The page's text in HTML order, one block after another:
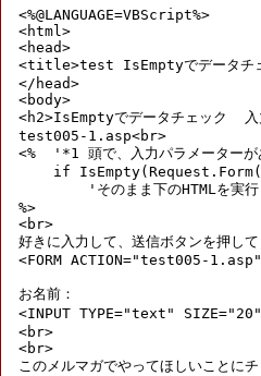
<%@LANGUAGE=VBScript%>
<html>
<head>
<title>test IsEmptyでデータ
</head>
<body>
<h2>IsEmptyでデータチェック  入
test005-1.asp<br>
<%  '*1 頭で、入力パラメーターが
if
        'そのまま下のHTMLを実行
%>
<br>
好きに入力して、送信ボタンを押し
<FORM ACTION="test005-1.asp"
お名前：
<INPUT TYPE="text" SIZE="20"
<br>
<br>
このメルマガでやってほしいことに